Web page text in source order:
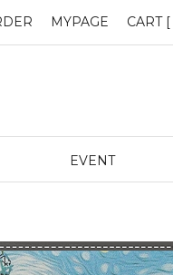
MYPAGE CART [
EVENT